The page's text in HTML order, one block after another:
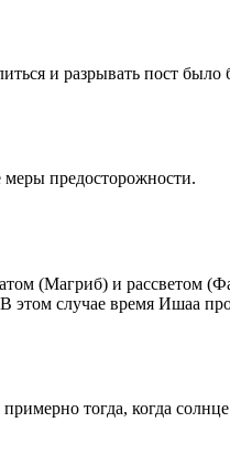
и разрывать пост
предосторожности.
(Магриб) и рассветом
этом случае время Ишаа
тогда, когда